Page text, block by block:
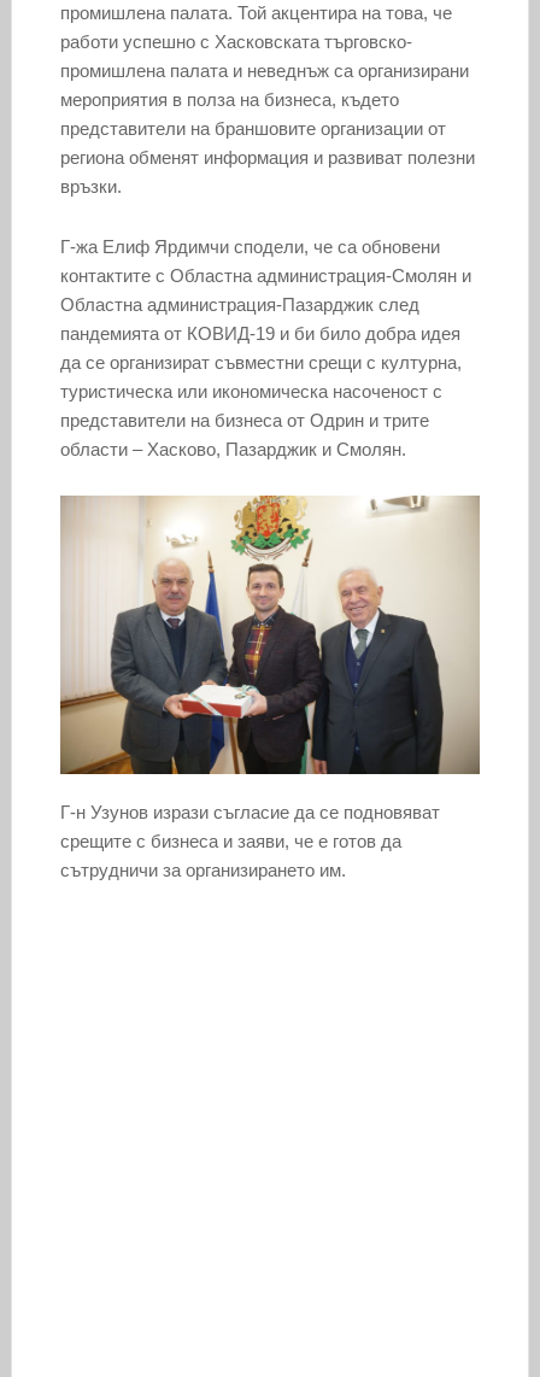
промишлена палата. Той акцентира на това, че
работи успешно с Хасковската търговско-
промишлена палата и неведнъж са организирани
мероприятия в полза на бизнеса, където
представители на браншовите организации от
региона обменят информация и развиват полезни
връзки.
Г-жа Елиф Ярдимчи сподели, че са обновени
контактите с Областна администрация-Смолян и
Областна администрация-Пазарджик след
пандемията от КОВИД-19 и би било добра идея
да се организират съвместни срещи с културна,
туристическа или икономическа насоченост с
представители на бизнеса от Одрин и трите
области – Хасково, Пазарджик и Смолян.
Г-н Узунов изрази съгласие да се подновяват
срещите с бизнеса и заяви, че е готов да
сътрудничи за организирането им.